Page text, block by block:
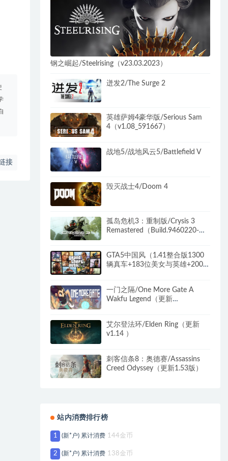
接
钢之崛起/Steelrising（v23.03.2023）
迸发2/The Surge 2
英雄萨姆4豪华版/Serious Sam
4（v1.08_591667）
战地5/战地风云5/Battlefield V
毁灭战士4/Doom 4
孤岛危机3：重制版/Crysis 3
Remastered（Build.9460220-光
GTA5中国风（1.41整合版1300
辆真车+183位美女与英雄+200%
一门之隔/One More Gate A
Wakfu Legend（更新
艾尔登法环/Elden Ring（更新
v1.14 ）
刺客信条8：奥德赛/Assassins
Creed Odyssey（更新1.53版）
站内消费排行榜
1 (新*户) 累计消费 144金币
2 (新*户) 累计消费 138金币